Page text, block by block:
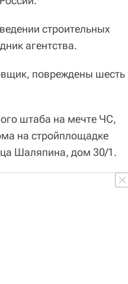
строительных
агентства.
повреждены шесть
штаба на мечте ЧС,
на стройплощадке
Шаляпина, дом 30/1.